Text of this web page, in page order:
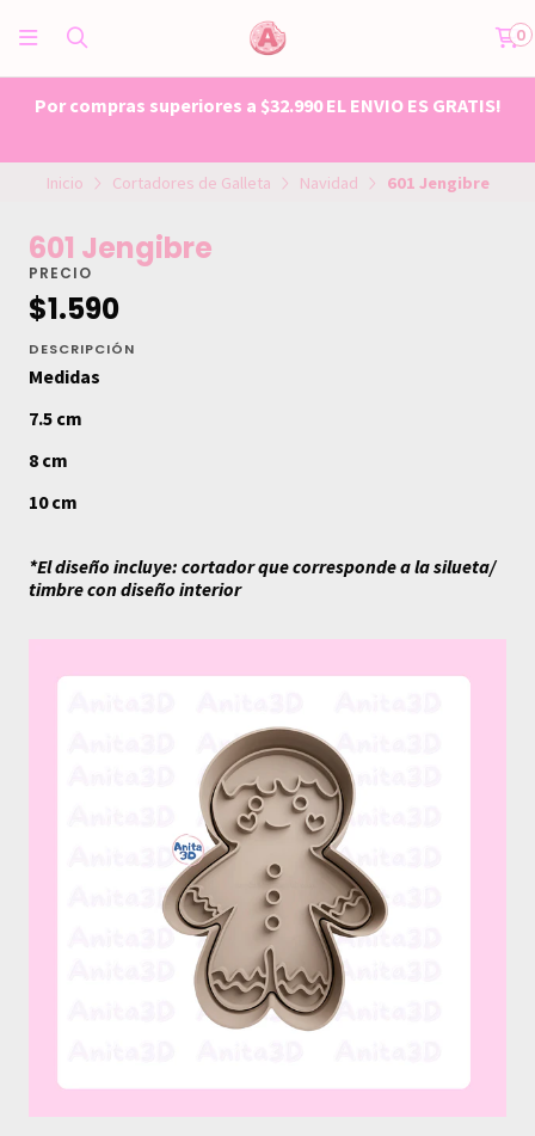
0
Por compras superiores a $32.990 EL ENVIO ES GRATIS!
Inicio Cortadores de Galleta Navidad 601 Jengibre
601 Jengibre
PRECIO
$1.590
DESCRIPCIÓN
Medidas
7.5 cm
8 cm
10 cm
*El diseño incluye: cortador que corresponde a la silueta/
timbre con diseño interior